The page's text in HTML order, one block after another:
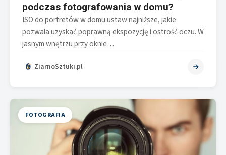
podczas fotografowania w domu?
ISO do portretów w domu ustaw najniższe, jakie
pozwala uzyskać poprawną ekspozycję i ostrość oczu. W
jasnym wnętrzu przy oknie…
ZiarnoSztuki.pl
FOTOGRAFIA